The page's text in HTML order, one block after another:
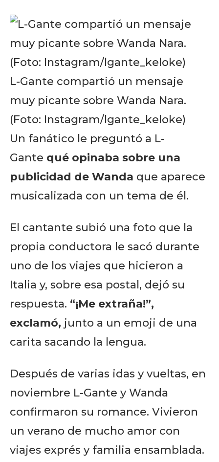
L-Gante compartió un mensaje
muy picante sobre Wanda Nara.
(Foto: Instagram/lgante_keloke)
Un fanático le preguntó a L-
Gante qué opinaba sobre una
publicidad de Wanda que aparece
musicalizada con un tema de él.
El cantante subió una foto que la
propia conductora le sacó durante
uno de los viajes que hicieron a
Italia y, sobre esa postal, dejó su
respuesta. “¡Me extraña!”,
exclamó, junto a un emoji de una
carita sacando la lengua.
Después de varias idas y vueltas, en
noviembre L-Gante y Wanda
confirmaron su romance. Vivieron
un verano de mucho amor con
viajes exprés y familia ensamblada.